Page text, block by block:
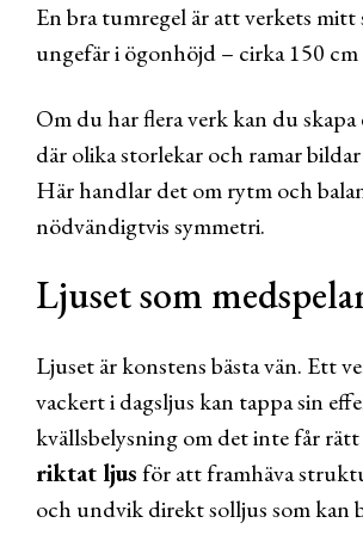
En bra tumregel är att verkets mitt
ungefär i ögonhöjd – cirka 150
Om du har flera verk kan du skapa
där olika storlekar och ramar
Här handlar det om rytm och
nödvändigtvis symmetri.
Ljuset som
Ljuset är konstens bästa vän. Ett
vackert i dagsljus kan tappa sin
kvällsbelysning om det inte får
riktat ljusför att framhäva
och undvik direkt solljus som kan